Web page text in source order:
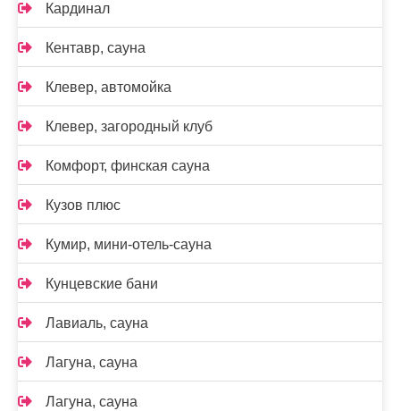
Кардинал
Кентавр, сауна
Клевер, автомойка
Клевер, загородный клуб
Комфорт, финская сауна
Кузов плюс
Кумир, мини-отель-сауна
Кунцевские бани
Лавиаль, сауна
Лагуна, сауна
Лагуна, сауна